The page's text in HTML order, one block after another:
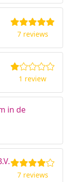
7 reviews
1 review
in de
7 reviews